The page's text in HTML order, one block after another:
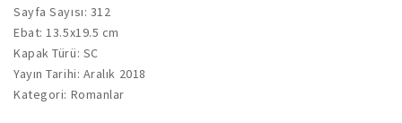
Sayfa Sayısı: 312
Ebat: 13.5x19.5 cm
Kapak Türü: SC
Yayın Tarihi: Aralık 2018
Kategori: Romanlar